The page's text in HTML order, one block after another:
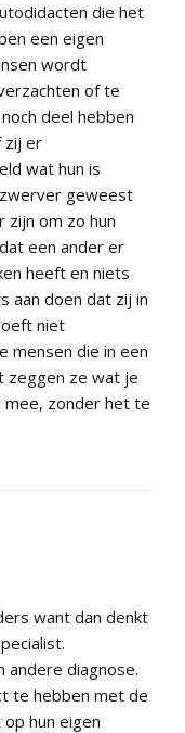
die het
een eigen
wordt
of te
deel hebben
zij er
wat hun is
geweest
zijn om zo hun
een ander er
heeft en niets
aan doen dat zij in
niet
mensen die in een
zeggen ze wat je
mee, zonder het te
want dan denkt
andere diagnose.
te hebben met de
hun eigen